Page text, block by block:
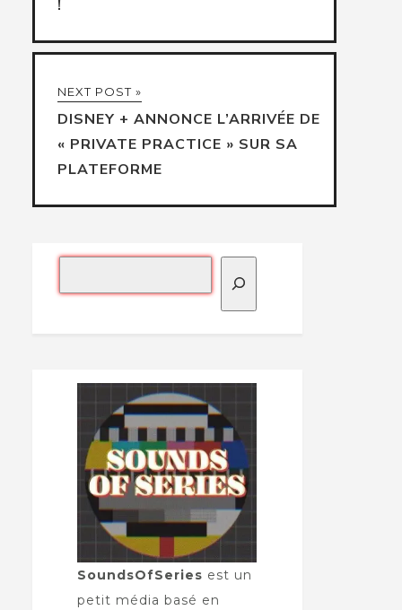
!
NEXT POST »
DISNEY + ANNONCE L’ARRIVÉE DE
« PRIVATE PRACTICE » SUR SA
PLATEFORME
SoundsOfSeries est un
petit média basé en